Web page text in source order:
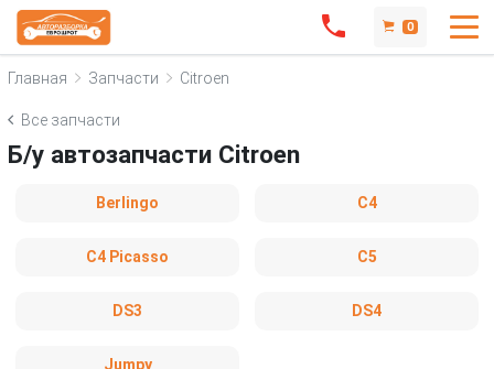
0
Главная Запчасти Citroen
Все запчасти
Б/у автозапчасти Citroen
Berlingo C4
C4 Picasso C5
DS3 DS4
Jumpy